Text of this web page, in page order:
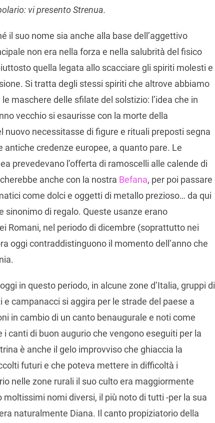
vi presento Strenua.
il suo nome sia anche alla base dell’aggettivo
non era nella forza e nella salubrità del fisico
quella legata allo scacciare gli spiriti molesti e
Si tratta degli stessi spiriti che altrove abbiamo
maschere delle sfilate del solstizio: l’idea che in
vecchio si esaurisse con la morte della
nuovo necessitasse di figure e rituali preposti segna
credenze europee, a quanto pare. Le
prevedevano l’offerta di ramoscelli alle calende di
anche con la nostra Befana, per poi passare
come dolci e oggetti di metallo prezioso… da qui
sinonimo di regalo. Queste usanze erano
Romani, nel periodo di dicembre (soprattutto nei
oggi contraddistinguono il momento dell’anno che
in questo periodo, in alcune zone d’Italia, gruppi di
campanacci si aggira per le strade del paese a
in cambio di un canto benaugurale e noti come
canti di buon augurio che vengono eseguiti per la
è anche il gelo improvviso che ghiaccia la
futuri e che poteva mettere in difficoltà i
nelle zone rurali il suo culto era maggiormente
nomi diversi, il più noto di tutti -per la sua
naturalmente Diana. Il canto propiziatorio della